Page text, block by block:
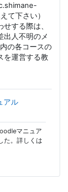
て下さい）
する際は、
出人不明のメ
の各コースの
を運営する教
アル
マニュア
た。詳しくは